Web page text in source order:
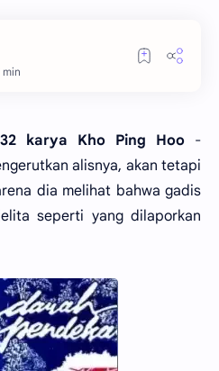
karya Kho Ping Hoo -
alisnya, akan tetapi
dia melihat bahwa gadis
seperti yang dilaporkan